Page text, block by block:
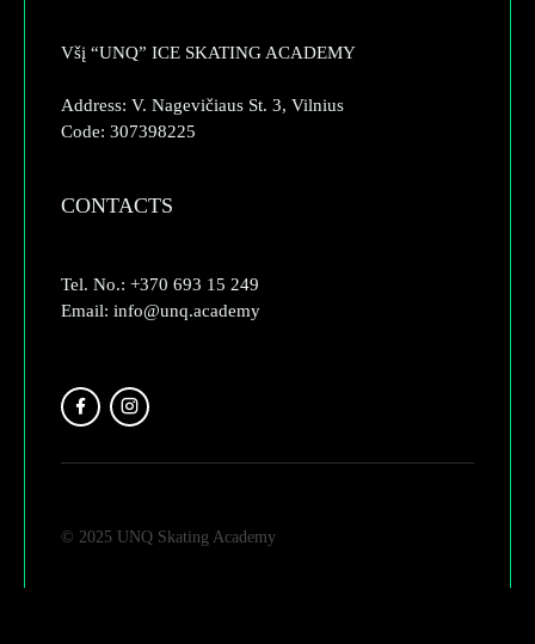
Všį “UNQ” ICE SKATING ACADEMY
Address: V. Nagevičiaus St. 3, Vilnius
Code: 307398225
CONTACTS
Tel. No.: +370 693 15 249
Email: info@unq.academy
© 2025 UNQ Skating Academy